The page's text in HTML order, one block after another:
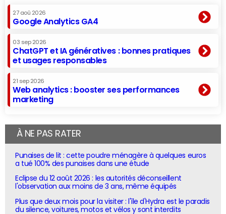
27 aoû 2026
Google Analytics GA4
03 sep 2026
ChatGPT et IA génératives : bonnes pratiques
et usages responsables
21 sep 2026
Web analytics : booster ses performances
marketing
À NE PAS RATER
Punaises de lit : cette poudre ménagère à quelques euros
a tué 100% des punaises dans une étude
Eclipse du 12 août 2026 : les autorités déconseillent
l'observation aux moins de 3 ans, même équipés
Plus que deux mois pour la visiter : l'île d'Hydra est le paradis
du silence, voitures, motos et vélos y sont interdits